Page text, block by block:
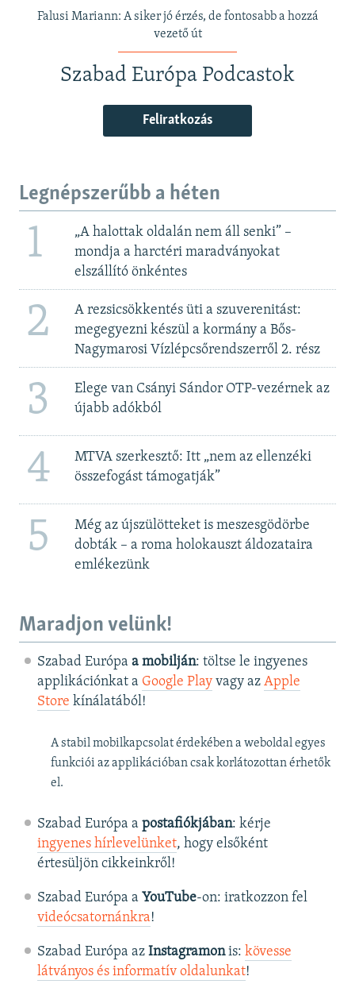
Falusi Mariann: A siker jó érzés, de fontosabb a hozzá
vezető út
Szabad Európa Podcastok
Feliratkozás
Legnépszerűbb a héten
1
„A halottak oldalán nem áll senki” –
mondja a harctéri maradványokat
elszállító önkéntes
2
A rezsicsökkentés üti a szuverenitást:
megegyezni készül a kormány a Bős-
Nagymarosi Vízlépcsőrendszerről 2. rész
3
Elege van Csányi Sándor OTP-vezérnek az
újabb adókból
4
MTVA szerkesztő: Itt „nem az ellenzéki
összefogást támogatják”
5
Még az újszülötteket is meszesgödörbe
dobták – a roma holokauszt áldozataira
emlékezünk
Maradjon velünk!
Szabad Európa a mobilján: töltse le ingyenes
applikációnkat a Google Playvagy az Apple
Store kínálatából!
A stabil mobilkapcsolat érdekében a weboldal egyes
funkciói az applikációban csak korlátozottan érhetők
el.
Szabad Európa a postafiókjában: kérje
ingyenes hírlevelünket, hogy elsőként
értesüljön cikkeinkről!
Szabad Európa a YouTube-on: iratkozzon fel
videócsatornánkra!
Szabad Európa az Instagramonis: kövesse
látványos és informatív oldalunkat! ​